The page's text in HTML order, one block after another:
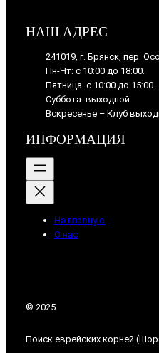
НАШ АДРЕС
241019, г. Брянск, пер.
Пн-Чт: с 10:00 до 18:00.
Пятница: с 10:00 до 15:00.
Суббота: выходной.
Вскресенье – Клуб
ИНФОРМАЦИЯ
На главную
О нас
© 2025
Поиск еврейских корней